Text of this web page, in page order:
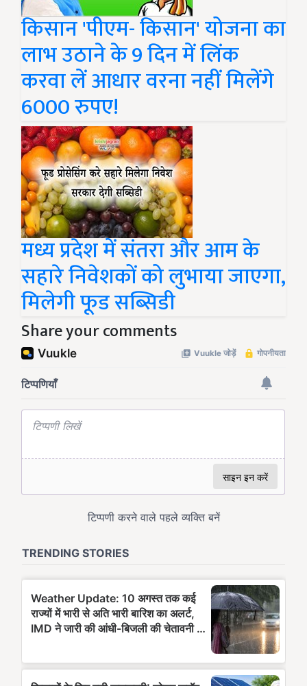
किसान 'पीएम- किसान' योजना का
लाभ उठाने के 9 दिन में लिंक
करवा लें आधार वरना नहीं मिलेंगे
6000 रुपए!
मध्य प्रदेश में संतरा और आम के
सहारे निवेशकों को लुभाया जाएगा,
मिलेगी फूड सब्सिडी
Share your comments